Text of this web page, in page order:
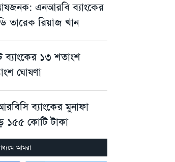
এনআরবি ব্যাংকের
তারেক রিয়াজ খান
ব্যাংকের ১৩ শতাংশ
ঘোষণা
ব্যাংকের মুনাফা
১৫৫ কোটি টাকা
আমরা